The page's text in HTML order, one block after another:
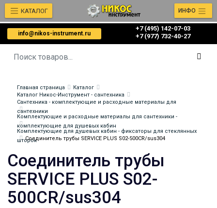
info@nikos-instrument.ru
+7 (495) 142-07-03
‎‎+7 (977) 732-40-27
КАТАЛОГ ИНФО
Главная страница
Каталог
Каталог Никос-Инструмент - сантехника
Сантехника - комплектующие и расходные материалы для
сантехники
Комплектующие и расходные материалы для сантехники -
комплектующие для душевых кабин
Комплектующие для душевых кабин - фиксаторы для стеклянных
шторок
Соединитель трубы SERVICE PLUS S02-500CR/sus304
Соединитель трубы
SERVICE PLUS S02-
500CR/sus304